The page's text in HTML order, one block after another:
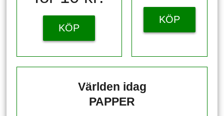
KÖP
KÖP
Världen idag
PAPPER